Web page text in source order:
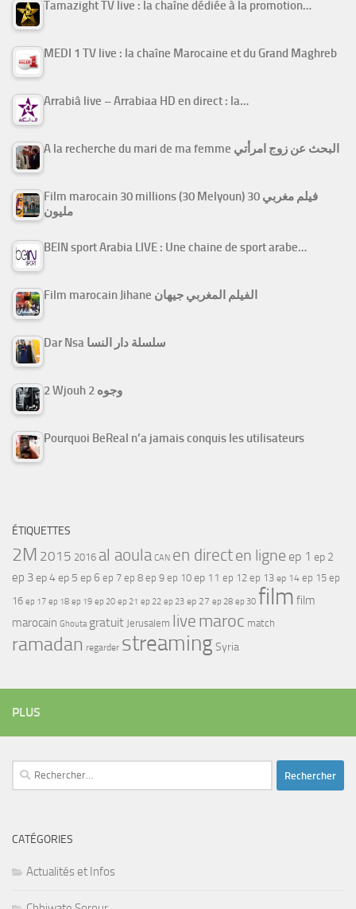
Tamazight TV live : la chaîne dédiée à la promotion…
MEDI 1 TV live : la chaîne Marocaine et du Grand Maghreb
Arrabiâ live – Arrabiaa HD en direct : la…
A la recherche du mari de ma femme البحث عن زوج امرأتي
Film marocain 30 millions (30 Melyoun) فيلم مغربي 30
مليون
BEIN sport Arabia LIVE : Une chaine de sport arabe…
Film marocain Jihane الفيلم المغربي جيهان
Dar Nsa سلسلة دار النسا
2 Wjouh 2 وجوه
Pourquoi BeReal n’a jamais conquis les utilisateurs
ÉTIQUETTES
2M 2015 2016 al aoula CAN en directen ligne ep 1 ep 2
ep 3ep 4ep 5 ep 6 ep 7 ep 8 ep 9 ep 10 ep 11 ep 12 ep 13 ep 14 ep 15 ep
16 ep 17 ep 18 ep 19 ep 20 ep 21 ep 22 ep 23 ep 27 ep 28 ep 30 film film
marocain Ghouta gratuit Jerusalem live maroc match
ramadan regarder streamingSyria
PLUS
Rechercher :
CATÉGORIES
Actualités et Infos